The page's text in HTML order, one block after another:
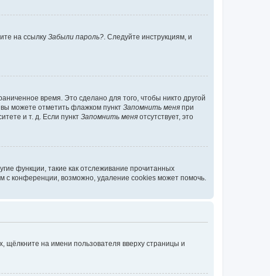
на ссылку Забыли пароль? . Следуйте инструкциям, и
время. Это сделано для того, чтобы никто другой
можете отметить флажком пункт Запомнить меня при
и т. д. Если пункт Запомнить меня отсутствует, это
функции, такие как отслеживание прочитанных
конференции, возможно, удаление cookies может помочь.
щёлкните на имени пользователя вверху страницы и